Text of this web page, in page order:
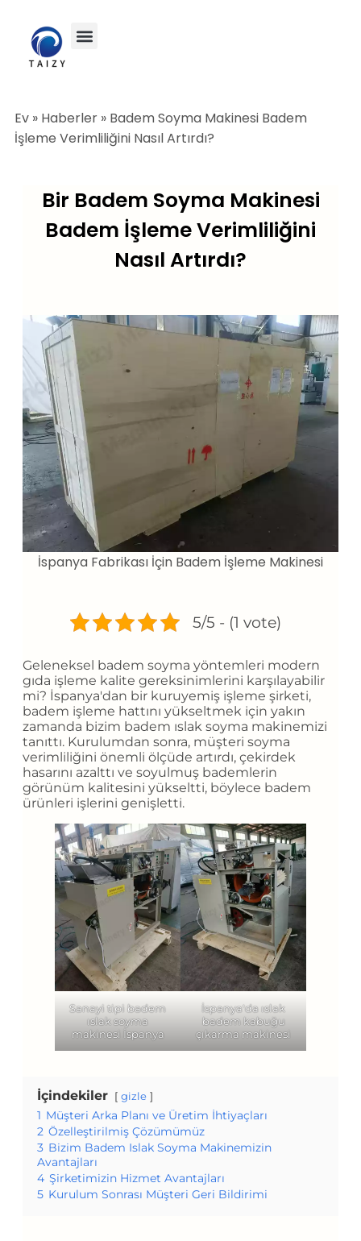
Ev » Haberler » Badem Soyma Makinesi Badem
İşleme Verimliliğini Nasıl Artırdı?
Bir Badem Soyma Makinesi
Badem İşleme Verimliliğini
Nasıl Artırdı?
İspanya Fabrikası İçin Badem İşleme Makinesi
5/5 - (1 vote)
Geleneksel badem soyma yöntemleri modern
gıda işleme kalite gereksinimlerini karşılayabilir
mi? İspanya'dan bir kuruyemiş işleme şirketi,
badem işleme hattını yükseltmek için yakın
zamanda bizim badem ıslak soyma makinemizi
tanıttı. Kurulumdan sonra, müşteri soyma
verimliliğini önemli ölçüde artırdı, çekirdek
hasarını azalttı ve soyulmuş bademlerin
görünüm kalitesini yükseltti, böylece badem
ürünleri işlerini genişletti.
Sanayi tipi badem
ıslak soyma
makinesi İspanya
İspanya'da ıslak
badem kabuğu
çıkarma makinesi
İçindekiler gizle
1 Müşteri Arka Planı ve Üretim İhtiyaçları
2 Özelleştirilmiş Çözümümüz
3 Bizim Badem Islak Soyma Makinemizin
Avantajları
4 Şirketimizin Hizmet Avantajları
5 Kurulum Sonrası Müşteri Geri Bildirimi